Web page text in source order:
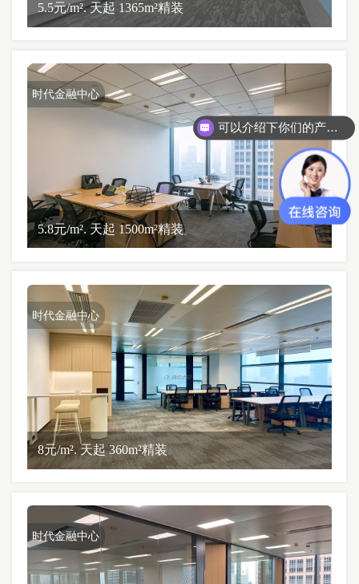
5.5元/m². 天起 1365m²精装
时代金融中心
5.8元/m². 天起 1500m²精装
时代金融中心
8元/m². 天起 360m²精装
时代金融中心
可以介绍下你们的产品么？